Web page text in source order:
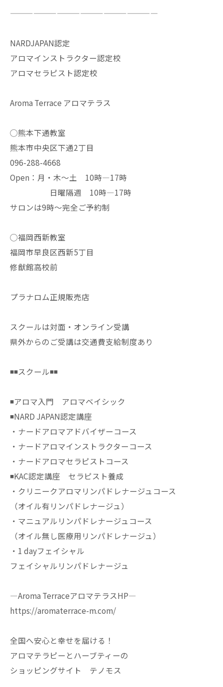
———————————————————
NARDJAPAN認定
アロマインストラクター認定校
アロマセラピスト認定校
Aroma Terrace アロマテラス
◯熊本下通教室
熊本市中央区下通2丁目
096-288-4668
Open：月・木〜土 10時—17時
日曜隔週 10時—17時
サロンは9時〜完全ご予約制
◯福岡西新教室
福岡市早良区西新5丁目
修猷館高校前
プラナロム正規販売店
スクールは対面・オンライン受講
県外からのご受講は交通費支給制度あり
◾️◾️スクール◾️◾️
◾️アロマ入門 アロマベイシック
◾️NARD JAPAN認定講座
・ナードアロマアドバイザーコース
・ナードアロマインストラクターコース
・ナードアロマセラピストコース
◾️KAC認定講座 セラピスト養成
・クリニークアロマリンパドレナージュコース
（オイル有リンパドレナージュ）
・マニュアルリンパドレナージュコース
（オイル無し医療用リンパドレナージュ）
・1 dayフェイシャル
フェイシャルリンパドレナージュ
—Aroma TerraceアロマテラスHP—
https://aromaterrace-m.com/
全国へ安心と幸せを届ける！
アロマテラピーとハーブティーの
ショッピングサイト テノモス